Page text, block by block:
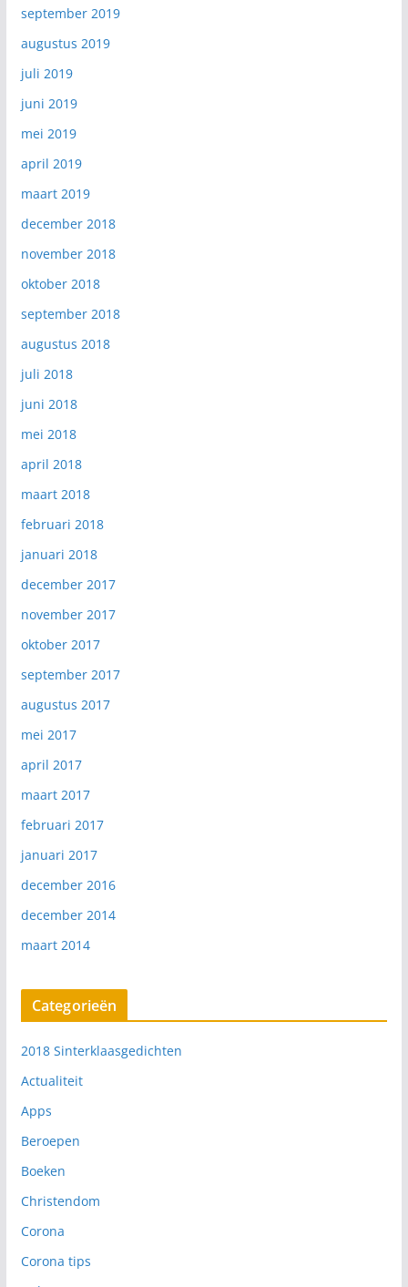
september 2019
augustus 2019
juli 2019
juni 2019
mei 2019
april 2019
maart 2019
december 2018
november 2018
oktober 2018
september 2018
augustus 2018
juli 2018
juni 2018
mei 2018
april 2018
maart 2018
februari 2018
januari 2018
december 2017
november 2017
oktober 2017
september 2017
augustus 2017
mei 2017
april 2017
maart 2017
februari 2017
januari 2017
december 2016
december 2014
maart 2014
Categorieën
2018 Sinterklaasgedichten
Actualiteit
Apps
Beroepen
Boeken
Christendom
Corona
Corona tips